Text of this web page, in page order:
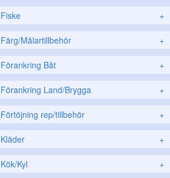
Fiske +
Färg/Målartillbehör +
Förankring Båt +
Förankring Land/Brygga +
Förtöjning rep/tillbehör +
Kläder +
Kök/Kyl +